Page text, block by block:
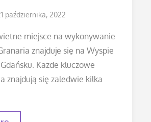
października, 2022
miejsce na wykonywanie
znajduje się na Wyspie
Każde kluczowe
znajdują się zaledwie kilka